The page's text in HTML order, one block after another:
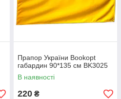
Прапор України Bookopt
габардин 90*135 см BK3025
В наявності
220 ₴